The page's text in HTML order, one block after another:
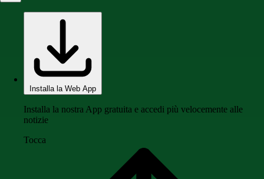
Installa la Web App
Installa la nostra App gratuita e accedi più velocemente alle
notizie
Tocca